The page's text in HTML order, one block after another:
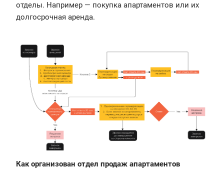
отделы. Например — покупка апартаментов или их
долгосрочная аренда.
Как организован отдел продаж апартаментов